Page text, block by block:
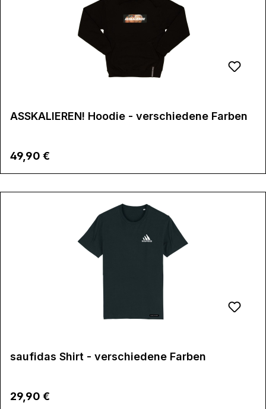
ASSKALIEREN! Hoodie - verschiedene Farben
Regulärer Preis:
49,90 €
saufidas Shirt - verschiedene Farben
Regulärer Preis:
29,90 €